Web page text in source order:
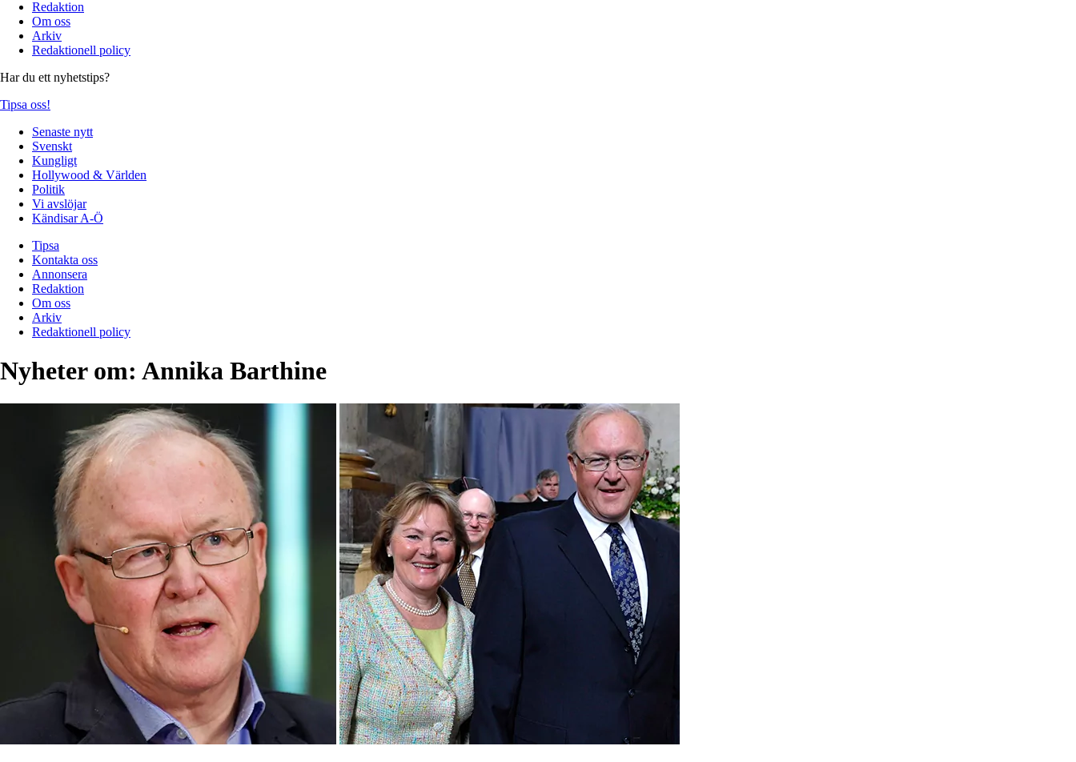
Redaktion
Om oss
Arkiv
Redaktionell policy
Har du ett nyhetstips?
Tipsa oss!
Senaste nytt
Svenskt
Kungligt
Hollywood & Världen
Politik
Vi avslöjar
Kändisar A-Ö
Tipsa
Kontakta oss
Annonsera
Redaktion
Om oss
Arkiv
Redaktionell policy
Nyheter om: Annika Barthine